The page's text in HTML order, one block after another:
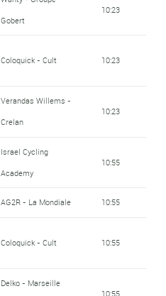
Gobert
10:23
Coloquick - Cult 10:23
Verandas Willems -
Crelan
10:23
Israel Cycling
Academy
10:55
AG2R - La Mondiale 10:55
Coloquick - Cult 10:55
Delko - Marseille
10:55